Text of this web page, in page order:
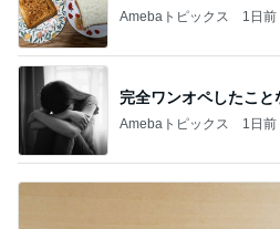
Amebaトピックス 1日前
完全ワンオペしたこと
Amebaトピックス 1日前